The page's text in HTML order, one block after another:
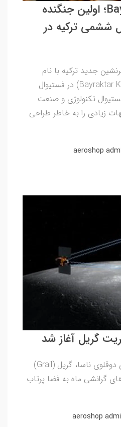
Bayraktar Kizilelma؛ اولین جنگنده
ششمی ترکیه در
جدید ترکیه با نام
بایراکتار کیزیللما (Bayraktar Kizilelma) در فستیوال
تکنولوژی و صنعت
زیادی را به خاطر طراحی
aeroshop
گریل آغاز شد
۱۰ سپتامبر ۲۰۱۱، فضاپیمای دوقلوی ناسا، گریل (Grail)
گرانشی ماه به فضا پرتاب
aeroshop